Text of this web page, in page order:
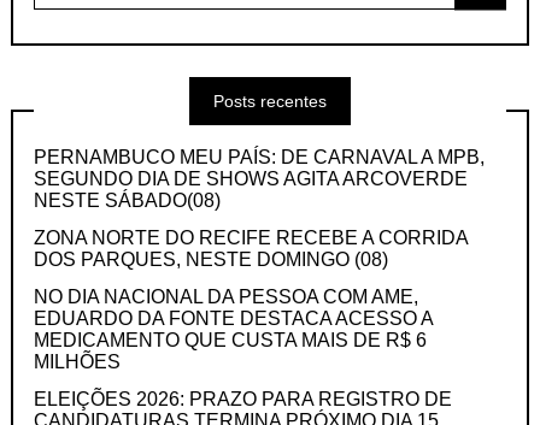
Posts recentes
PERNAMBUCO MEU PAÍS: DE CARNAVAL A MPB,
SEGUNDO DIA DE SHOWS AGITA ARCOVERDE
NESTE SÁBADO(08)
ZONA NORTE DO RECIFE RECEBE A CORRIDA
DOS PARQUES, NESTE DOMINGO (08)
NO DIA NACIONAL DA PESSOA COM AME,
EDUARDO DA FONTE DESTACA ACESSO A
MEDICAMENTO QUE CUSTA MAIS DE R$ 6
MILHÕES
ELEIÇÕES 2026: PRAZO PARA REGISTRO DE
CANDIDATURAS TERMINA PRÓXIMO DIA 15